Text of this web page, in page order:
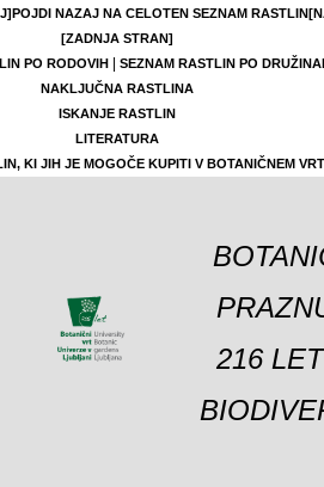
POJDI NAZAJ NA CELOTEN SEZNAM RASTLIN
[ZADNJA STRAN]
PO RODOVIH|
SEZNAM RASTLIN PO
NAKLJUČNA RASTLINA
ISKANJE RASTLIN
LITERATURA
KI JIH JE MOGOČE KUPITI V BOTANIČNEM
216